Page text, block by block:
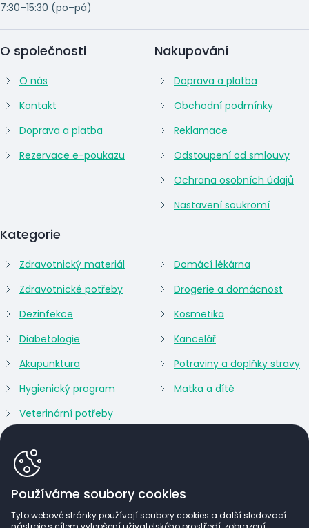
Používáme soubory cookies
Tyto webové stránky používají soubory cookies a další sledovací
7:30–15:30 (po–pá)
O společnosti
O nás
Kontakt
Doprava a platba
Rezervace e-poukazu
Kategorie
Zdravotnický materiál
Zdravotnické potřeby
Dezinfekce
Diabetologie
Akupunktura
Hygienický program
Veterinární potřeby
Domácí lékárna
Drogerie a domácnost
Kosmetika
Kancelář
Potraviny a doplňky stravy
Matka a dítě
Nakupování
Doprava a platba
Obchodní podmínky
Reklamace
Odstoupení od smlouvy
Ochrana osobních údajů
Nastavení soukromí